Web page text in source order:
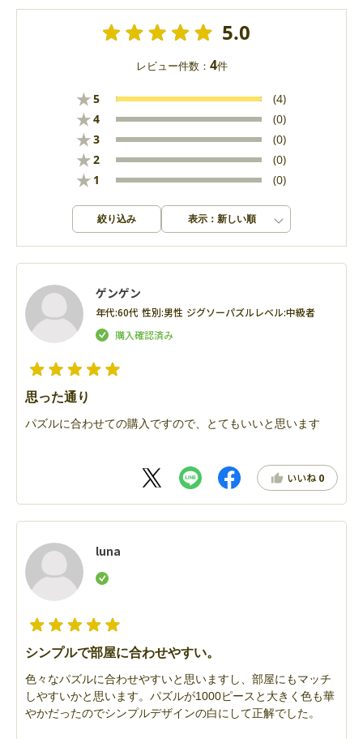
5.0
レビュー件数： 4件
★5 (4)
★4 (0)
★3 (0)
★2 (0)
★ 1 (0)
絞り込み 表示：新しい順
ゲンゲン
年代:60代 性別:男性 ジグソーパズルレベル:中級者
思った通り
パズルに合わせての購入ですので、とてもいいと思います
いいね 0
luna
シンプルで部屋に合わせやすい。
色々なパズルに合わせやすいと思いますし、部屋にもマッチ
しやすいかと思います。パズルが1000ピースと大きく色も華
やかだったのでシンプルデザインの白にして正解でした。